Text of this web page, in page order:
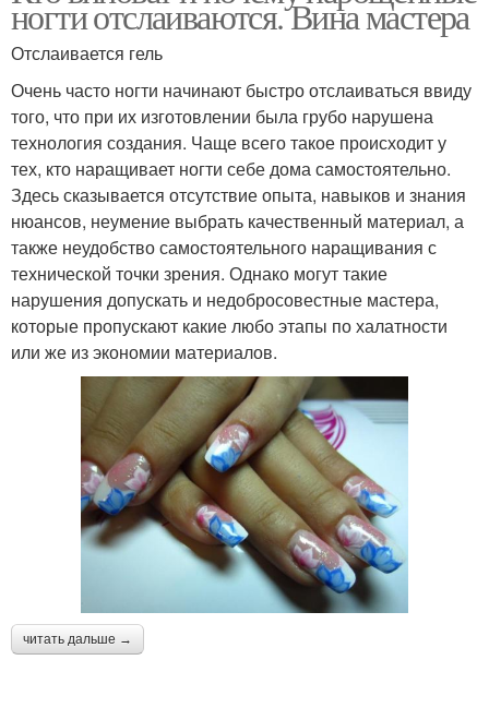
ногти отслаиваются. Вина мастера
Отслаивается гель
Очень часто ногти начинают быстро отслаиваться ввиду
того, что при их изготовлении была грубо нарушена
технология создания. Чаще всего такое происходит у
тех, кто наращивает ногти себе дома самостоятельно.
Здесь сказывается отсутствие опыта, навыков и знания
нюансов, неумение выбрать качественный материал, а
также неудобство самостоятельного наращивания с
технической точки зрения. Однако могут такие
нарушения допускать и недобросовестные мастера,
которые пропускают какие любо этапы по халатности
или же из экономии материалов.
читать дальше →